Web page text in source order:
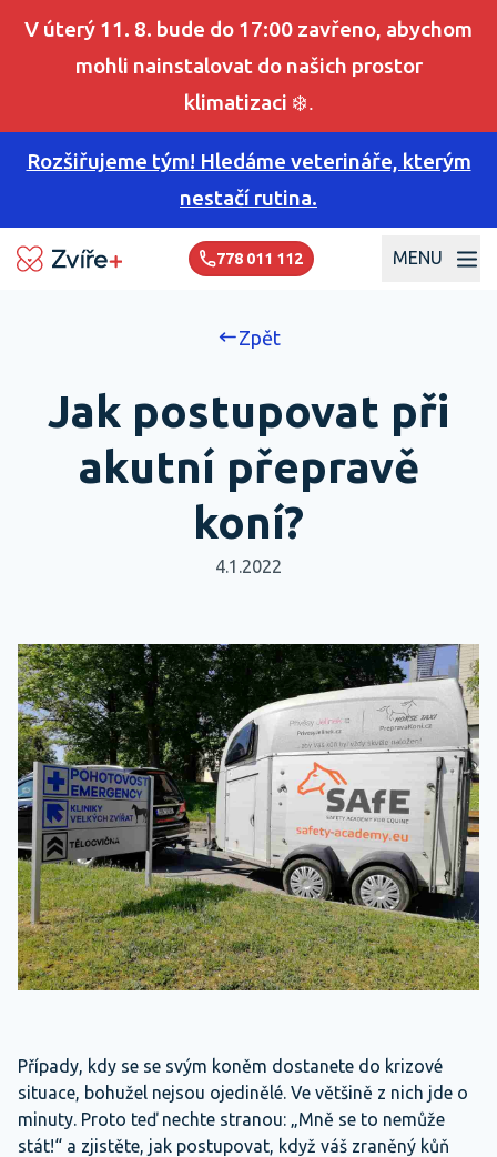
V úterý 11. 8. bude do 17:00 zavřeno, abychom
mohli nainstalovat do našich prostor
klimatizaci ❄️.
Rozšiřujeme tým! Hledáme veterináře, kterým
nestačí rutina.
MENU
778 011 112
Zpět
Jak postupovat při
akutní přepravě
koní?
4.1.2022
Případy, kdy se se svým koněm dostanete do krizové
situace, bohužel nejsou ojedinělé. Ve většině z nich jde o
minuty. Proto teď nechte stranou: „Mně se to nemůže
stát!“ a zjistěte, jak postupovat, když váš zraněný kůň